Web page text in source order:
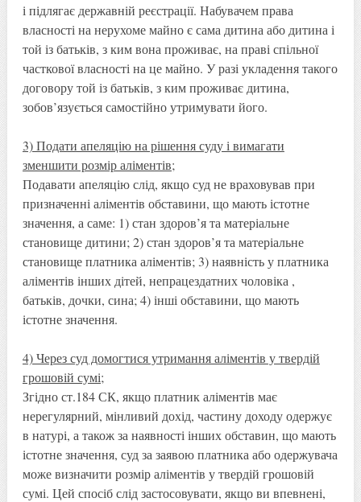
і підлягає державній реєстрації. Набувачем права
власності на нерухоме майно є сама дитина або дитина і
той із батьків, з ким вона проживає, на праві спільної
часткової власності на це майно. У разі укладення такого
договору той із батьків, з ким проживає дитина,
зобов’язується самостійно утримувати його.
3) Подати апеляцію на рішення суду і вимагати
зменшити розмір аліментів;
Подавати апеляцію слід, якщо суд не враховував при
призначенні аліментів обставини, що мають істотне
значення, а саме: 1) стан здоров’я та матеріальне
становище дитини; 2) стан здоров’я та матеріальне
становище платника аліментів; 3) наявність у платника
аліментів інших дітей, непрацездатних чоловіка ,
батьків, дочки, сина; 4) інші обставини, що мають
істотне значення.
4) Через суд домогтися утримання аліментів у твердій
грошовій сумі;
Згідно ст.184 СК, якщо платник аліментів має
нерегулярний, мінливий дохід, частину доходу одержує
в натурі, а також за наявності інших обставин, що мають
істотне значення, суд за заявою платника або одержувача
може визначити розмір аліментів у твердій грошовій
сумі. Цей спосіб слід застосовувати, якщо ви впевнені,